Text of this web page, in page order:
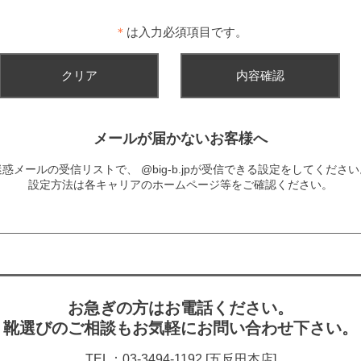
＊ は入力必須項目です。
メールが届かないお客様へ
惑メールの受信リストで、 @big-b.jpが受信できる設定をしてくださ
設定方法は各キャリアのホームページ等をご確認ください。
お急ぎの方はお電話ください。
靴選びのご相談もお気軽にお問い合わせ下さい。